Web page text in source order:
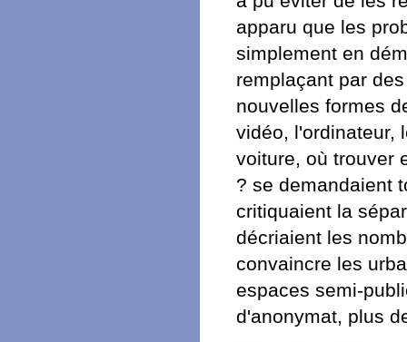
apparu que les
simplement en
remplaçant par
nouvelles formes
vidéo, l'ordinateur,
voiture, où trouver
? se demandaient
critiquaient la
décriaient les
convaincre les
espaces semi-
d'anonymat, plus